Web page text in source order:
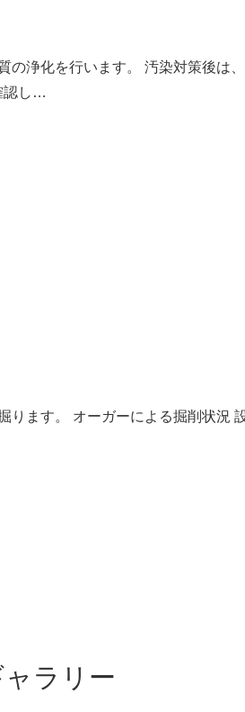
浄化を行います。 汚染対策後は
認し…
ます。 オーガーによる掘削状況
ラリー